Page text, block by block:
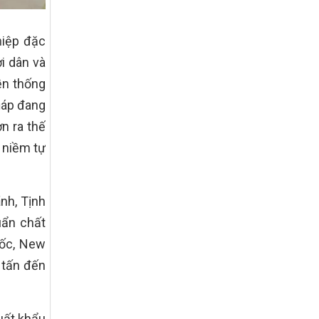
đặc
dân và
thống
đang
ra thế
niềm tự
Tịnh
chất
New
đến